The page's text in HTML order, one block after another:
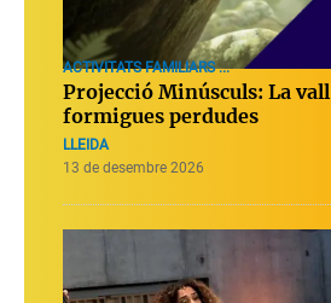
ACTIVITATS FAMILIARS ...
Projecció Minúsculs: La
formigues perdudes
LLEIDA
13 de desembre 2026